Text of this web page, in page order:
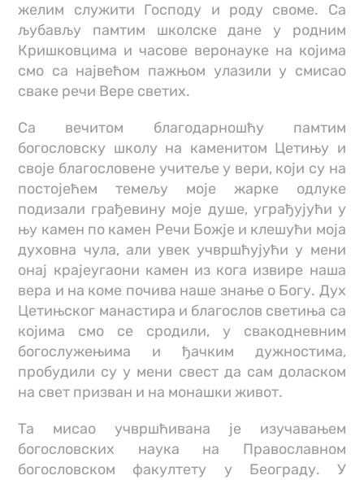
желим служити Господу и роду своме. Са
љубављу памтим школске дане у родним
Кришковцима и часове веронауке на којима
смо са највећом пажњом улазили у смисао
сваке речи Вере светих.
Са вечитом благодарношћу памтим
богословску школу на каменитом Цетињу и
своје благословене учитеље у вери, који су на
постојећем темељу моје жарке одлуке
подизали грађевину моје душе, уграђујући у
њу камен по камен Речи Божје и клешући моја
духовна чула, али увек учвршћујући у мени
онај крајеугаони камен из кога извире наша
вера и на коме почива наше знање о Богу. Дух
Цетињског манастира и благослов светиња са
којима смо се сродили, у свакодневним
богослужењима и ђачким дужностима,
пробудили су у мени свест да сам доласком
на свет призван и на монашки живот.
Та мисао учвршћивана је изучавањем
богословских наука на Православном
богословском факултету у Београду. У